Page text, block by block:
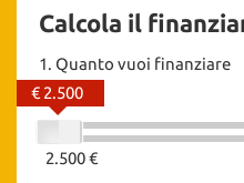
Calcola il
1. Quanto vuoi finanziare
2.500 €
€ 2.500